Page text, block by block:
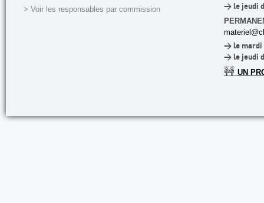
> Voir les responsables par commission
> le jeudi
> le mardi
> le jeudi
🚧 UN